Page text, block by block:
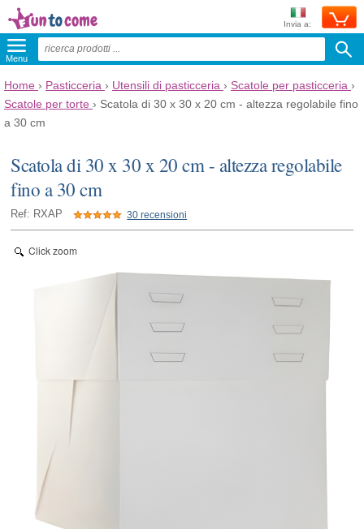
Invia a:
Menu
Home › Pasticceria › Utensili di pasticceria › Scatole per pasticceria ›
Scatole per torte › Scatola di 30 x 30 x 20 cm - altezza regolabile fino
a 30 cm
Scatola di 30 x 30 x 20 cm - altezza regolabile
fino a 30 cm
Ref: RXAP 30 recensioni
Click zoom